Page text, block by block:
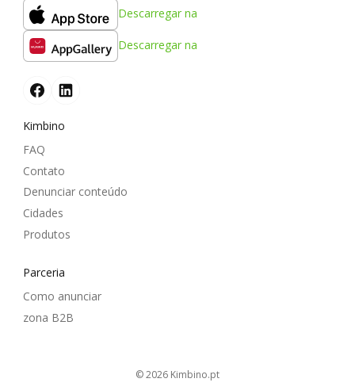
Descarregar na
Descarregar na
Kimbino
FAQ
Contato
Denunciar conteúdo
Cidades
Produtos
Parceria
Como anunciar
zona B2B
© 2026
kimbino.pt